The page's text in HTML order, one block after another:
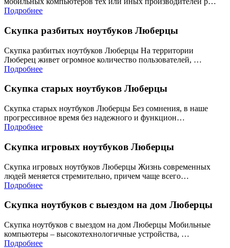
Подробнее
Скупка разбитых ноутбуков Люберцы
Скупка разбитых ноутбуков Люберцы На территории
Люберец живет огромное количество пользователей, …
Подробнее
Скупка старых ноутбуков Люберцы
Скупка старых ноутбуков Люберцы Без сомнения, в наше
прогрессивное время без надежного и функцион…
Подробнее
Скупка игровых ноутбуков Люберцы
Скупка игровых ноутбуков Люберцы Жизнь современных
людей меняется стремительно, причем чаще всего…
Подробнее
Скупка ноутбуков с выездом на дом Люберцы
Скупка ноутбуков с выездом на дом Люберцы Мобильные
компьютеры – высокотехнологичные устройства, …
Подробнее